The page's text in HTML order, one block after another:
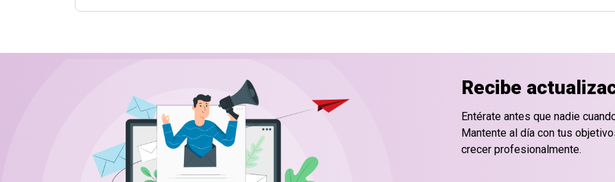
Recibe
Entérate antes que nadie
Mantente al día con tus
crecer profesionalmente.